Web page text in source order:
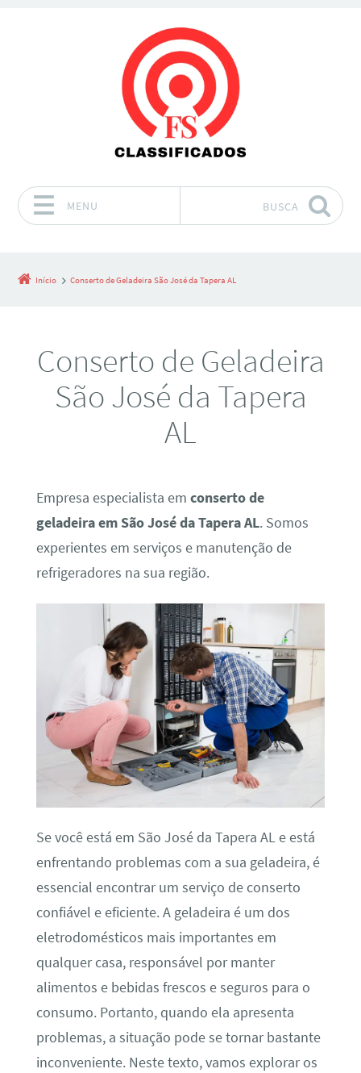
MENU BUSCA
Início Conserto de Geladeira São José da Tapera AL
Conserto de Geladeira
São José da Tapera
AL
Empresa especialista em conserto de
geladeira em São José da Tapera AL. Somos
experientes em serviços e manutenção de
refrigeradores na sua região.
Se você está em São José da Tapera AL e está
enfrentando problemas com a sua geladeira, é
essencial encontrar um serviço de conserto
confiável e eficiente. A geladeira é um dos
eletrodomésticos mais importantes em
qualquer casa, responsável por manter
alimentos e bebidas frescos e seguros para o
consumo. Portanto, quando ela apresenta
problemas, a situação pode se tornar bastante
inconveniente. Neste texto, vamos explorar os